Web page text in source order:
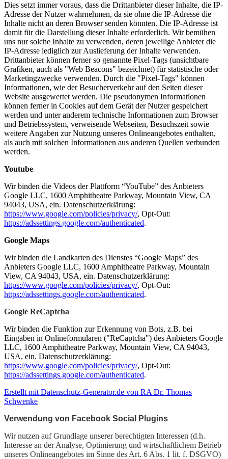
Dies setzt immer voraus, dass die Drittanbieter dieser Inhalte, die IP-
Adresse der Nutzer wahrnehmen, da sie ohne die IP-Adresse die
Inhalte nicht an deren Browser senden könnten. Die IP-Adresse ist
damit für die Darstellung dieser Inhalte erforderlich. Wir bemühen
uns nur solche Inhalte zu verwenden, deren jeweilige Anbieter die
IP-Adresse lediglich zur Auslieferung der Inhalte verwenden.
Drittanbieter können ferner so genannte Pixel-Tags (unsichtbare
Grafiken, auch als "Web Beacons" bezeichnet) für statistische oder
Marketingzwecke verwenden. Durch die "Pixel-Tags" können
Informationen, wie der Besucherverkehr auf den Seiten dieser
Website ausgewertet werden. Die pseudonymen Informationen
können ferner in Cookies auf dem Gerät der Nutzer gespeichert
werden und unter anderem technische Informationen zum Browser
und Betriebssystem, verweisende Webseiten, Besuchszeit sowie
weitere Angaben zur Nutzung unseres Onlineangebotes enthalten,
als auch mit solchen Informationen aus anderen Quellen verbunden
werden.
Youtube
Wir binden die Videos der Plattform “YouTube” des Anbieters
Google LLC, 1600 Amphitheatre Parkway, Mountain View, CA
94043, USA, ein. Datenschutzerklärung:
https://www.google.com/policies/privacy/, Opt-Out:
https://adssettings.google.com/authenticated.
Google Maps
Wir binden die Landkarten des Dienstes “Google Maps” des
Anbieters Google LLC, 1600 Amphitheatre Parkway, Mountain
View, CA 94043, USA, ein. Datenschutzerklärung:
https://www.google.com/policies/privacy/, Opt-Out:
https://adssettings.google.com/authenticated.
Google ReCaptcha
Wir binden die Funktion zur Erkennung von Bots, z.B. bei
Eingaben in Onlineformularen ("ReCaptcha") des Anbieters Google
LLC, 1600 Amphitheatre Parkway, Mountain View, CA 94043,
USA, ein. Datenschutzerklärung:
https://www.google.com/policies/privacy/, Opt-Out:
https://adssettings.google.com/authenticated.
Erstellt mit Datenschutz-Generator.de von RA Dr. Thomas
Schwenke
Verwendung von Facebook Social Plugins
Wir nutzen auf Grundlage unserer berechtigten Interessen (d.h.
Interesse an der Analyse, Optimierung und wirtschaftlichem Betrieb
unseres Onlineangebotes im Sinne des Art. 6 Abs. 1 lit. f. DSGVO)